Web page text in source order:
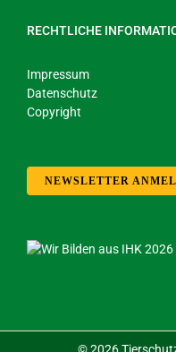
RECHTLICHE
Impressum
Datenschutz
Copyright
NEWSLETTER
©2026